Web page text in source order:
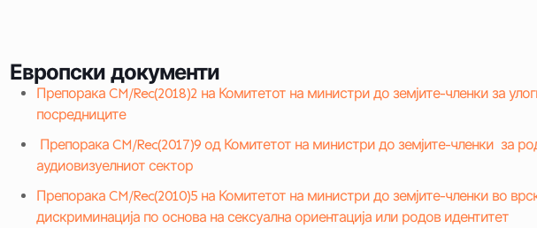
Европски документи
Препорака CM/Rec(2018)2 на Комитетот на министри до земјите-членки за
посредниците
Препорака CM/Rec(2017)9 од Комитетот на министри до земјите-членки за
аудиовизуелниот сектор
Препорака CM/Rec(2010)5 на Комитетот на министри до земјите-членки во
дискриминација по основа на сексуална ориентација или родов идентитет